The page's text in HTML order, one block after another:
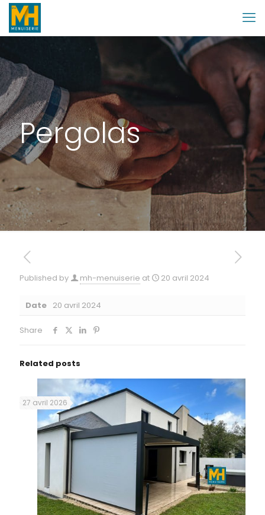
Pergolas
Published by mh-menuiserie at 20 avril 2024
Date 20 avril 2024
Share
Related posts
27 avril 2026